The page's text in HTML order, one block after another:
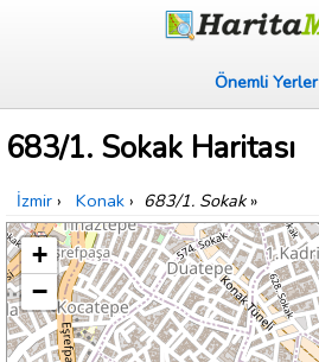
Önemli Yerler
683/1. Sokak Haritası
İzmir › Konak › 683/1. Sokak»
+
−